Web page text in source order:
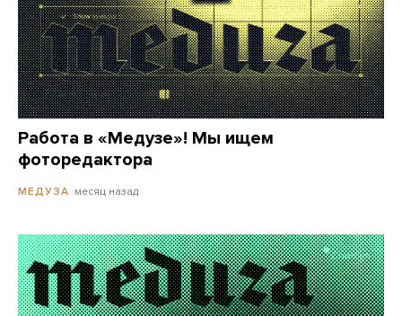
Работа в «Медузе»! Мы ищем
фоторедактора
МЕДУЗА месяц назад